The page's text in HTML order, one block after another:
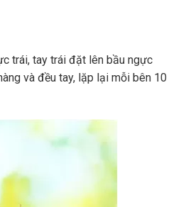
trái, tay trái đặt lên bầu ngực
và đều tay, lặp lại mỗi bên 10